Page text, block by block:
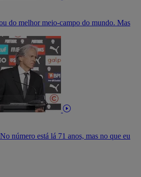
do melhor meio-campo do mundo. Mas
número está lá 71 anos, mas no que eu